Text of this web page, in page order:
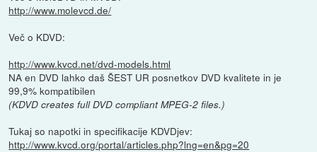
http://www.molevcd.de/
Več o KDVD:
http://www.kvcd.net/dvd-models.html
NA en DVD lahko daš ŠEST UR posnetkov DVD kvalitete in je
99,9% kompatibilen
(KDVD creates full DVD compliant MPEG-2 files.)
Tukaj so napotki in specifikacije KDVDjev:
http://www.kvcd.org/portal/articles.php?lng=en&pg=20